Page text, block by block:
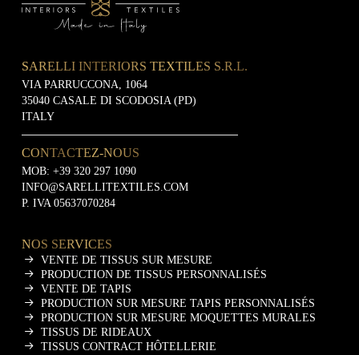
SARELLI INTERIORS TEXTILES S.R.L.
VIA PARRUCCONA, 1064
35040 CASALE DI SCODOSIA (PD)
ITALY
CONTACTEZ-NOUS
MOB: +39 320 297 1090
INFO@SARELLITEXTILES.COM
P. IVA 05637070284
NOS SERVICES
VENTE DE TISSUS SUR MESURE
PRODUCTION DE TISSUS PERSONNALISÉS
VENTE DE TAPIS
PRODUCTION SUR MESURE TAPIS PERSONNALISÉS
PRODUCTION SUR MESURE MOQUETTES MURALES
TISSUS DE RIDEAUX
TISSUS CONTRACT HÔTELLERIE